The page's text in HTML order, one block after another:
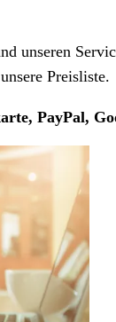
unseren
Preisliste.
PayPal,